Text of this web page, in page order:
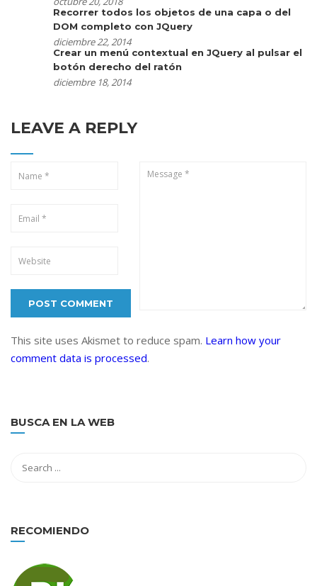
Recorrer todos los objetos de una capa o del
DOM completo con JQuery
diciembre 22, 2014
Crear un menú contextual en JQuery al pulsar el
botón derecho del ratón
diciembre 18, 2014
LEAVE A REPLY
This site uses Akismet to reduce spam. Learn how your
comment data is processed.
BUSCA EN LA WEB
RECOMIENDO